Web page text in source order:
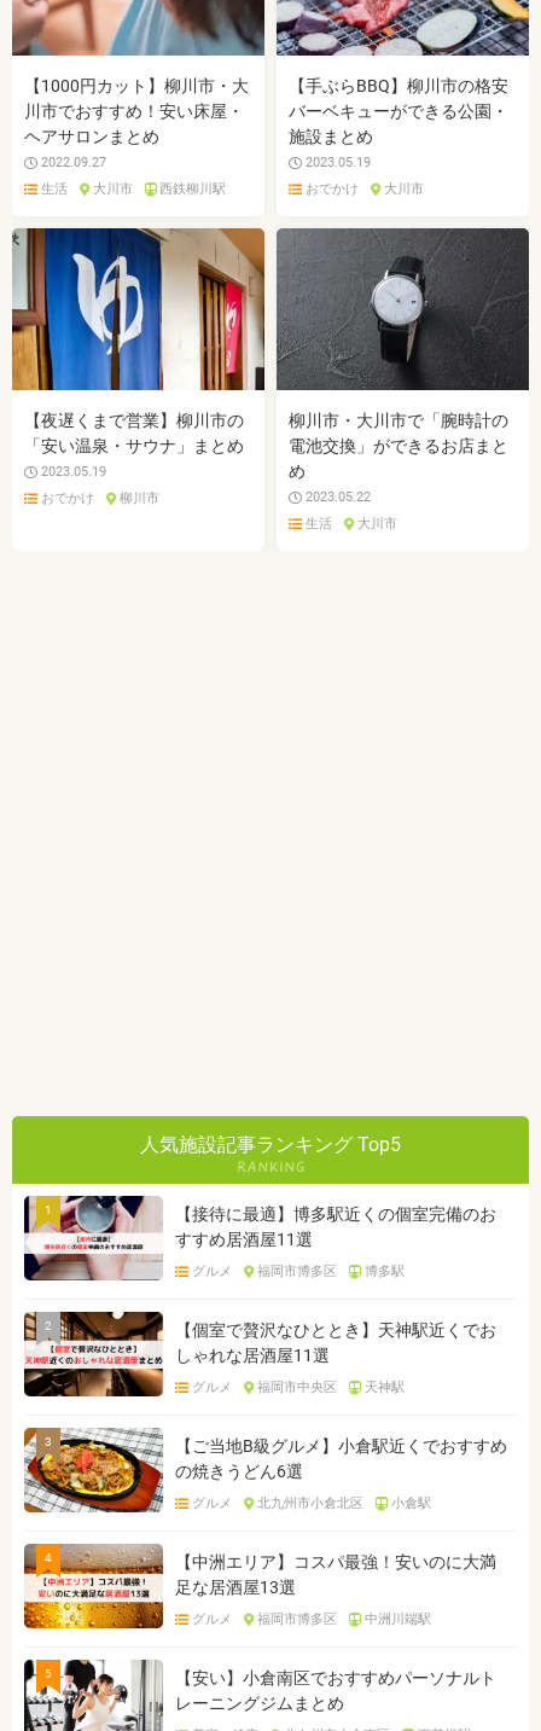
【1000円カット】柳川市・大
川市でおすすめ！安い床屋・
ヘアサロンまとめ
2022.09.27
生活
大川市 西鉄柳川駅
【手ぶらBBQ】柳川市の格安
バーベキューができる公園・
施設まとめ
2023.05.19
おでかけ
大川市
【夜遅くまで営業】柳川市の
「安い温泉・サウナ」まとめ
2023.05.19
おでかけ
柳川市
柳川市・大川市で「腕時計の
電池交換」ができるお店まと
め
2023.05.22
生活
大川市
人気施設記事ランキング Top5
1
【接待に最適】博多駅近くの個室完備のお
すすめ居酒屋11選
グルメ 福岡市博多区 博多駅
2
【個室で贅沢なひととき】天神駅近くでお
しゃれな居酒屋11選
グルメ 福岡市中央区 天神駅
3
【ご当地B級グルメ】小倉駅近くでおすすめ
の焼きうどん6選
グルメ 北九州市小倉北区 小倉駅
4
【中洲エリア】コスパ最強！安いのに大満
足な居酒屋13選
グルメ 福岡市博多区 中洲川端駅
5
【安い】小倉南区でおすすめパーソナルト
レーニングジムまとめ